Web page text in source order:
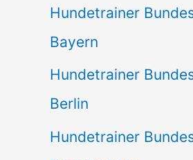
Hundetrainer
Bayern
Hundetrainer
Berlin
Hundetrainer